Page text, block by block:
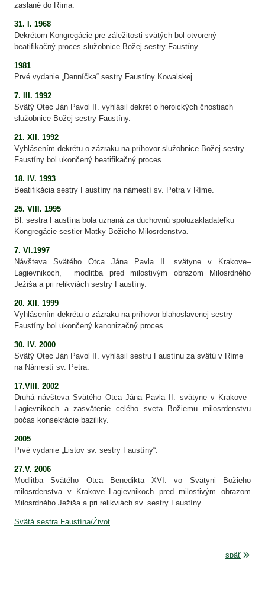
zaslané do Ríma.
31. I. 1968
Dekrétom Kongregácie pre záležitosti svätých bol otvorený
beatifikačný proces služobnice Božej sestry Faustíny.
1981
Prvé vydanie „Denníčka“ sestry Faustíny Kowalskej.
7. III. 1992
Svätý Otec Ján Pavol II. vyhlásil dekrét o heroických čnostiach
služobnice Božej sestry Faustíny.
21. XII. 1992
Vyhlásením dekrétu o zázraku na príhovor služobnice Božej sestry
Faustíny bol ukončený beatifikačný proces.
18. IV. 1993
Beatifikácia sestry Faustíny na námestí sv. Petra v Ríme.
25. VIII. 1995
Bl. sestra Faustína bola uznaná za duchovnú spoluzakladateľku
Kongregácie sestier Matky Božieho Milosrdenstva.
7. VI.1997
Návšteva Svätého Otca Jána Pavla II. svätyne v Krakove–
Lagievnikoch, modlitba pred milostivým obrazom Milosrdného
Ježiša a pri relikviách sestry Faustíny.
20. XII. 1999
Vyhlásením dekrétu o zázraku na príhovor blahoslavenej sestry
Faustíny bol ukončený kanonizačný proces.
30. IV. 2000
Svätý Otec Ján Pavol II. vyhlásil sestru Faustínu za svätú v Ríme
na Námestí sv. Petra.
17.VIII. 2002
Druhá návšteva Svätého Otca Jána Pavla II. svätyne v Krakove–
Lagievnikoch a zasvätenie celého sveta Božiemu milosrdenstvu
počas konsekrácie baziliky.
2005
Prvé vydanie „Listov sv. sestry Faustíny“.
27.V. 2006
Modlitba Svätého Otca Benedikta XVI. vo Svätyni Božieho
milosrdenstva v Krakove–Lagievnikoch pred milostivým obrazom
Milosrdného Ježiša a pri relikviách sv. sestry Faustíny.
Svätá sestra Faustína/Život
späť